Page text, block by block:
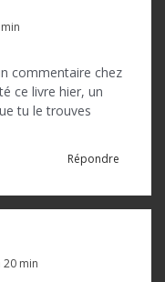
commentaire chez
ce livre hier, un
tu le trouves
Répondre
20 min